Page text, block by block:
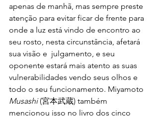
apenas de manhã, mas sempre preste
atenção para evitar ficar de frente para
onde a luz está vindo de encontro ao
seu rosto, nesta circunstância, afetará
sua visão e  julgamento, e seu
oponente estará mais atento as suas
vulnerabilidades vendo seus olhos e
todo o seu funcionamento. Miyamoto
Musashi (宮本武蔵) também
mencionou isso no livro dos cinco